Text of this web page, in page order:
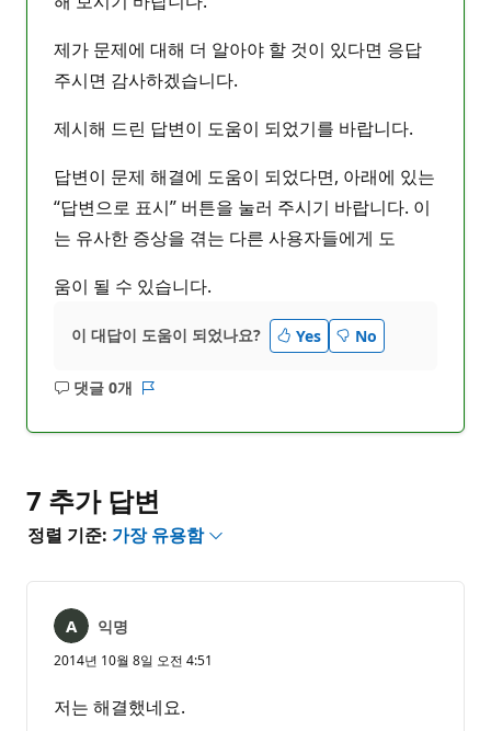
제가 문제에 대해 더 알아야 할 것이 있다면 응답
주시면 감사하겠습니다.
제시해 드린 답변이 도움이 되었기를 바랍니다.
답변이 문제 해결에 도움이 되었다면, 아래에 있는
“답변으로 표시” 버튼을 눌러 주시기 바랍니다. 이
는 유사한 증상을 겪는 다른 사용자들에게 도
움이 될 수 있습니다.
이 대답이 도움이 되었나요? Yes No
댓글 0개
설
7 추가 답변
정렬 기준: 가장 유용함
익명
2014년 10월 8일 오전 4:51
저는 해결했네요.